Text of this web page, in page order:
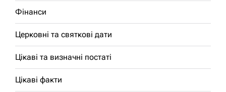
Фінанси
Церковні та святкові дати
Цікаві та визначні постаті
Цікаві факти